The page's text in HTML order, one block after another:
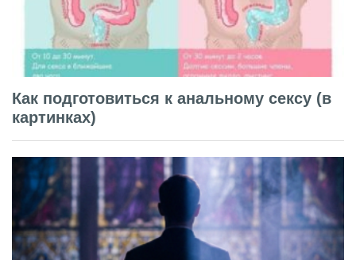
Как подготовиться к анальному сексу (в
картинках)